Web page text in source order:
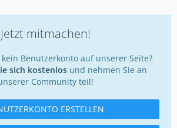
Jetzt mitmachen!
Benutzerkonto auf unserer Seite?
sich kostenlosund nehmen Sie an
Community teil!
ERSTELLEN